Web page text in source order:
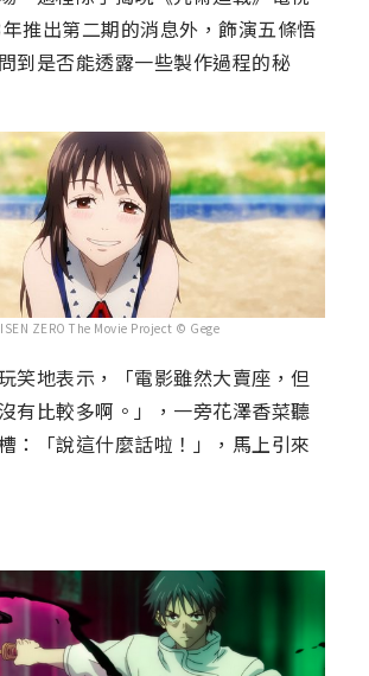
推出第二期的消息外，飾演五條悟
到是否能透露一些製作過程的秘
ZERO The Movie Project © Gege
笑地表示，「電影雖然大賣座，但
有比較多啊。」，一旁花澤香菜聽
：「說這什麼話啦！」，馬上引來